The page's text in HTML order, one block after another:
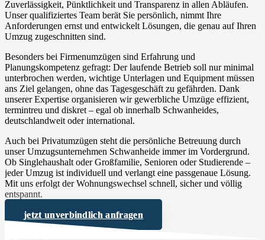
Zuverlässigkeit, Pünktlichkeit und Transparenz in allen Abläufen.
Unser qualifiziertes Team berät Sie persönlich, nimmt Ihre
Anforderungen ernst und entwickelt Lösungen, die genau auf Ihren
Umzug zugeschnitten sind.
Besonders bei Firmenumzügen sind Erfahrung und
Planungskompetenz gefragt: Der laufende Betrieb soll nur minimal
unterbrochen werden, wichtige Unterlagen und Equipment müssen
ans Ziel gelangen, ohne das Tagesgeschäft zu gefährden. Dank
unserer Expertise organisieren wir gewerbliche Umzüge effizient,
termintreu und diskret – egal ob innerhalb Schwanheides,
deutschlandweit oder international.
Auch bei Privatumzügen steht die persönliche Betreuung durch
unser Umzugsunternehmen Schwanheide immer im Vordergrund.
Ob Singlehaushalt oder Großfamilie, Senioren oder Studierende –
jeder Umzug ist individuell und verlangt eine passgenaue Lösung.
Mit uns erfolgt der Wohnungswechsel schnell, sicher und völlig
entspannt.
jetzt unverbindlich anfragen